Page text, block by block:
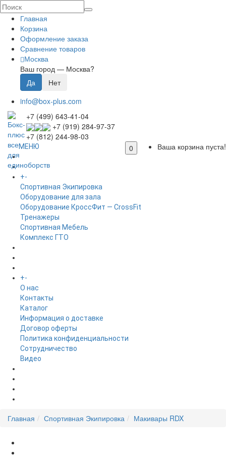
Главная
Корзина
Оформление заказа
Сравнение товаров
Москва
Ваш город — Москва?
info@box-plus.com
+7 (499) 643-41-04
+7 (919) 284-97-37
+7 (812) 244-98-03
0
Ваша корзина пуста!
МЕНЮ
+-
Спортивная Экипировка
Оборудование для зала
Оборудование КроссФит — CrossFit
Тренажеры
Спортивная Мебель
Комплекс ГТО
+-
O нас
Контакты
Каталог
Информация о доставке
Договор оферты
Политика конфиденциальности
Сотрудничество
Видео
Главная Спортивная Экипировка Макивары RDX